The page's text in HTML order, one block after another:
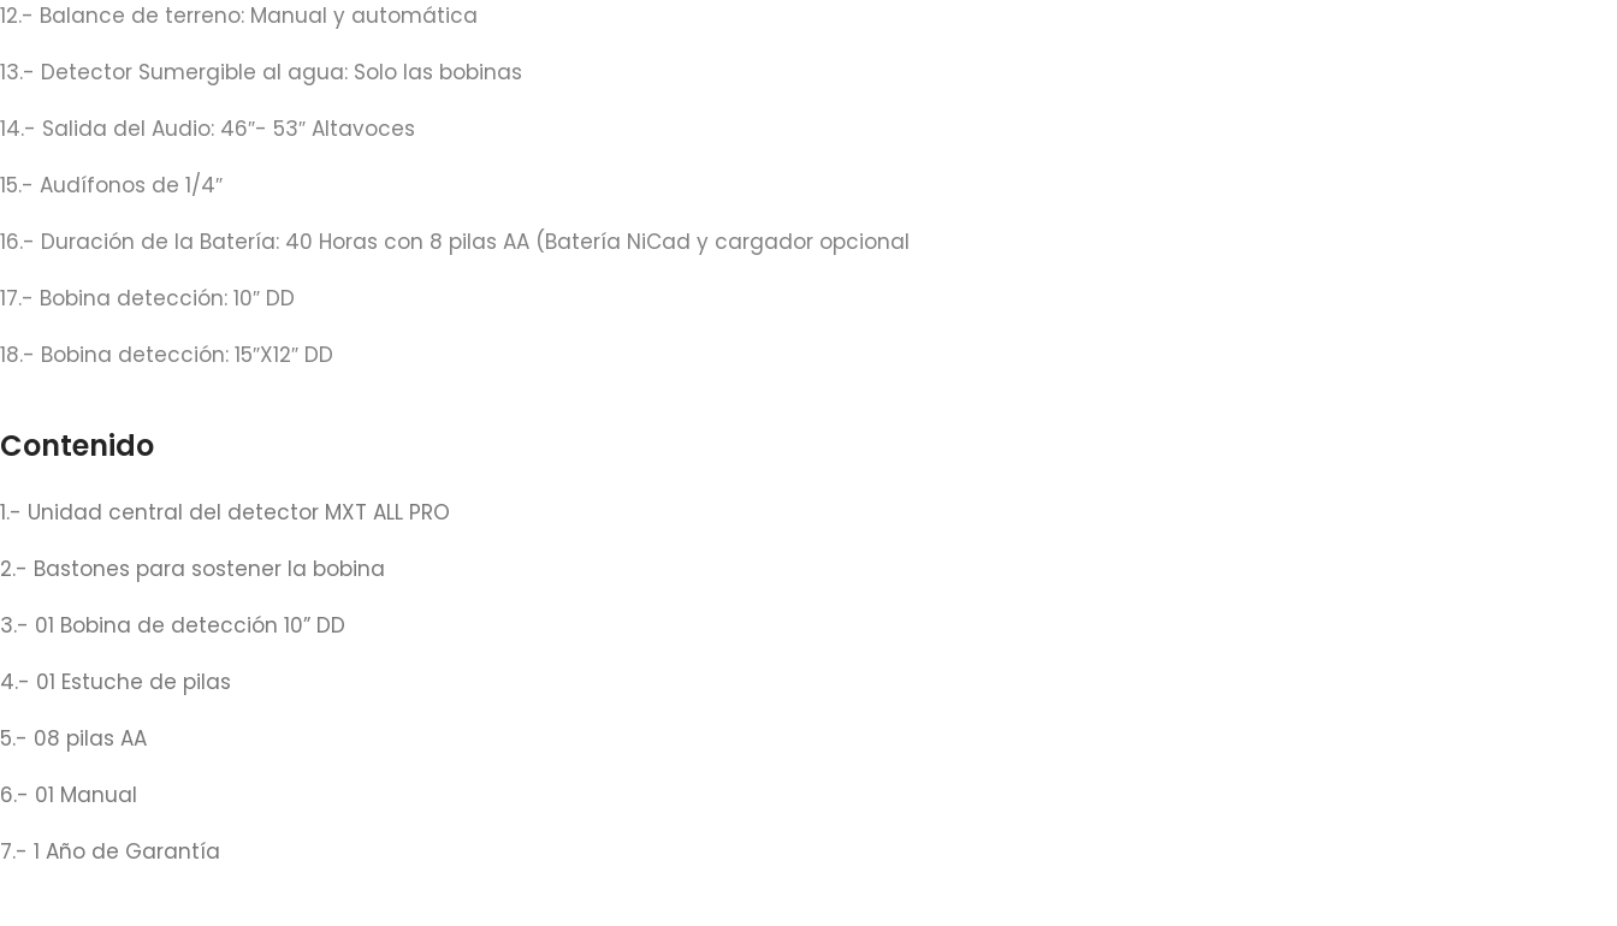
12.- Balance de terreno: Manual y automática
13.- Detector Sumergible al agua: Solo las bobinas
14.- Salida del Audio: 46″- 53″ Altavoces
15.- Audífonos de 1/4″
16.- Duración de la Batería: 40 Horas con 8 pilas AA (Batería NiCad y cargador opcional
17.- Bobina detección: 10″ DD
18.- Bobina detección: 15″X12″ DD
Contenido
1.- Unidad central del detector MXT ALL PRO
2.- Bastones para sostener la bobina
3.- 01 Bobina de detección 10” DD
4.- 01 Estuche de pilas
5.- 08 pilas AA
6.- 01 Manual
7.- 1 Año de Garantía